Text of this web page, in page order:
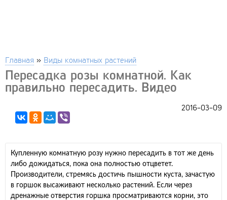
Главная » Виды комнатных растений
Пересадка розы комнатной. Как
правильно пересадить. Видео
2016-03-09
Купленную комнатную розу нужно пересадить в тот же день
либо дожидаться, пока она полностью отцветет.
Производители, стремясь достичь пышности куста, зачастую
в горшок высаживают несколько растений. Если через
дренажные отверстия горшка просматриваются корни, это